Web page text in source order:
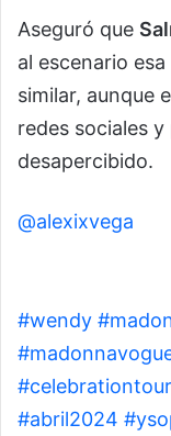
Aseguró que
al escenario
similar, aunque
redes sociales
desapercibido.
@alexixvega
#wendy
#celebrationtour
#abril2024